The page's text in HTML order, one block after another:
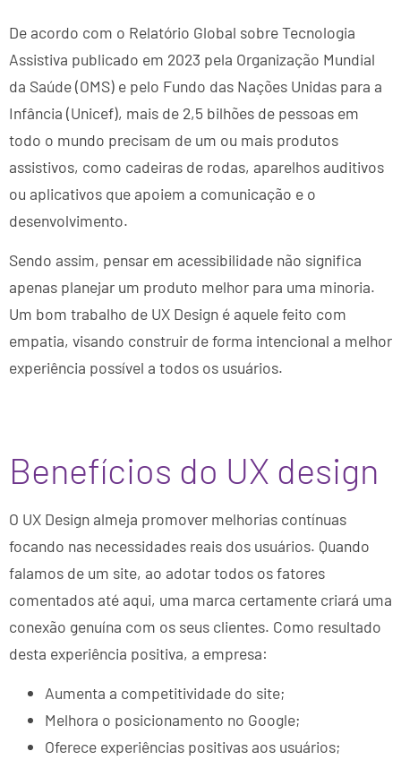
De acordo com o Relatório Global sobre Tecnologia
Assistiva publicado em 2023 pela Organização Mundial
da Saúde (OMS) e pelo Fundo das Nações Unidas para a
Infância (Unicef), mais de 2,5 bilhões de pessoas em
todo o mundo precisam de um ou mais produtos
assistivos, como cadeiras de rodas, aparelhos auditivos
ou aplicativos que apoiem a comunicação e o
desenvolvimento.
Sendo assim, pensar em acessibilidade não significa
apenas planejar um produto melhor para uma minoria.
Um bom trabalho de UX Design é aquele feito com
empatia, visando construir de forma intencional a melhor
experiência possível a todos os usuários.
Benefícios do UX design
O UX Design almeja promover melhorias contínuas
focando nas necessidades reais dos usuários. Quando
falamos de um site, ao adotar todos os fatores
comentados até aqui, uma marca certamente criará uma
conexão genuína com os seus clientes. Como resultado
desta experiência positiva, a empresa:
Aumenta a competitividade do site;
Melhora o posicionamento no Google;
Oferece experiências positivas aos usuários;